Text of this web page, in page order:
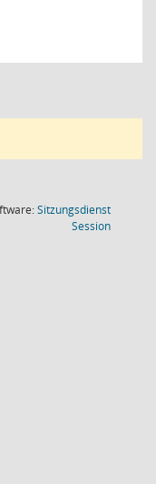
Sitzungsdienst
Session(Wird in